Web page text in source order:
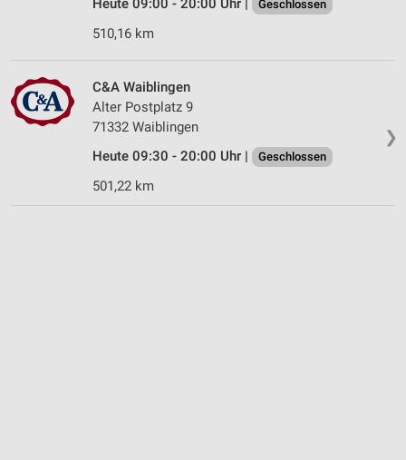
Heute 09:00 - 20:00 Uhr | Geschlossen
510,16 km
❯
C&A Waiblingen
Alter Postplatz 9
71332 Waiblingen
Heute 09:30 - 20:00 Uhr |
Geschlossen
501,22 km